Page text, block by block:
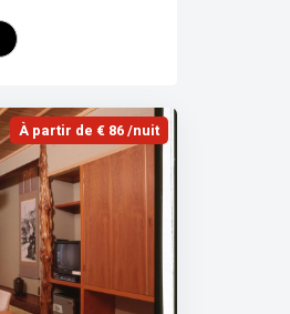
À partir de € 86 /nuit